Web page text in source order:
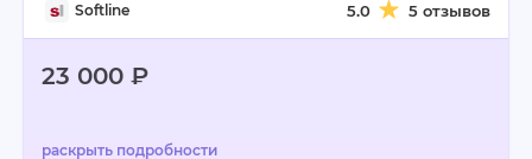
Softline 5.0 5 отзывов
23 000 ₽